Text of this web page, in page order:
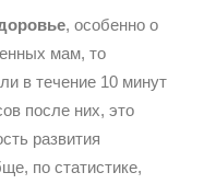
, особенно о
мам, то
в течение 10 минут
после них, это
развития
по статистике,